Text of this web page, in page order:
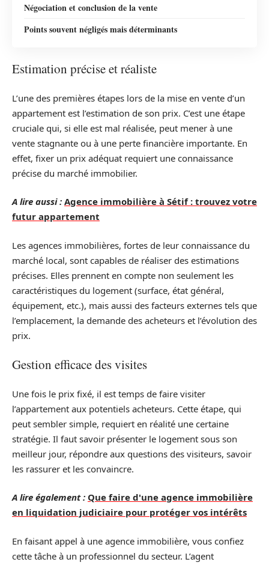
Négociation et conclusion de la vente
Points souvent négligés mais déterminants
Estimation précise et réaliste
L’une des premières étapes lors de la mise en vente d’un
appartement est l’estimation de son prix. C’est une étape
cruciale qui, si elle est mal réalisée, peut mener à une
vente stagnante ou à une perte financière importante. En
effet, fixer un prix adéquat requiert une connaissance
précise du marché immobilier.
A lire aussi : Agence immobilière à Sétif : trouvez votre
futur appartement
Les agences immobilières, fortes de leur connaissance du
marché local, sont capables de réaliser des estimations
précises. Elles prennent en compte non seulement les
caractéristiques du logement (surface, état général,
équipement, etc.), mais aussi des facteurs externes tels que
l’emplacement, la demande des acheteurs et l’évolution des
prix.
Gestion efficace des visites
Une fois le prix fixé, il est temps de faire visiter
l’appartement aux potentiels acheteurs. Cette étape, qui
peut sembler simple, requiert en réalité une certaine
stratégie. Il faut savoir présenter le logement sous son
meilleur jour, répondre aux questions des visiteurs, savoir
les rassurer et les convaincre.
A lire également : Que faire d'une agence immobilière
en liquidation judiciaire pour protéger vos intérêts
En faisant appel à une agence immobilière, vous confiez
cette tâche à un professionnel du secteur. L’agent